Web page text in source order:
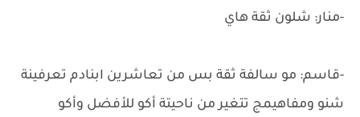
-منار: شلون ثقة هاي
-قاسم: مو سالفة ثقة بس من تعاشرين ابنادم تعرفينة
شنو ومفاهيمج تتغير من ناحيتة أكو للأفضل وأكو